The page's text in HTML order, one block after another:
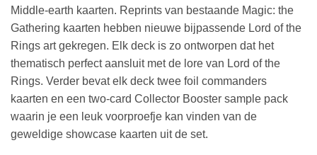
Middle-earth kaarten. Reprints van bestaande Magic: the
Gathering kaarten hebben nieuwe bijpassende Lord of the
Rings art gekregen. Elk deck is zo ontworpen dat het
thematisch perfect aansluit met de lore van Lord of the
Rings. Verder bevat elk deck twee foil commanders
kaarten en een two-card Collector Booster sample pack
waarin je een leuk voorproefje kan vinden van de
geweldige showcase kaarten uit de set.